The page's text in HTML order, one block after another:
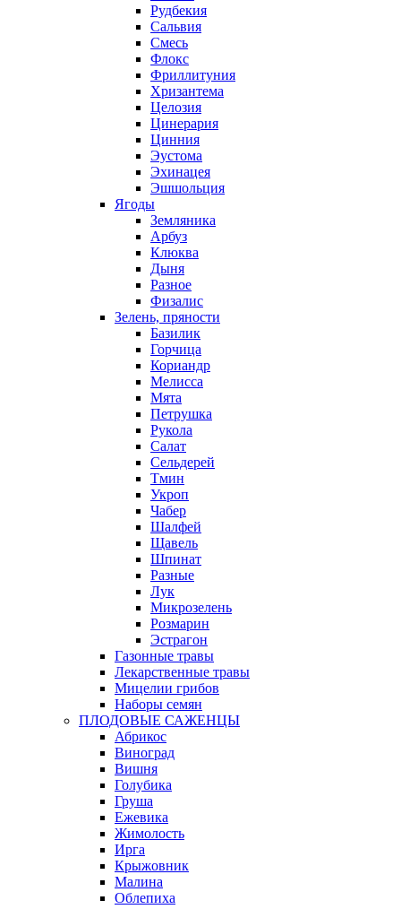
Рудбекия
Сальвия
Смесь
Флокс
Фриллитуния
Хризантема
Целозия
Цинерария
Цинния
Эустома
Эхинацея
Эшшольция
Ягоды
Земляника
Арбуз
Клюква
Дыня
Разное
Физалис
Зелень, пряности
Базилик
Горчица
Кориандр
Мелисса
Мята
Петрушка
Рукола
Салат
Сельдерей
Тмин
Укроп
Чабер
Шалфей
Щавель
Шпинат
Разные
Лук
Микрозелень
Розмарин
Эстрагон
Газонные травы
Лекарственные травы
Мицелии грибов
Наборы семян
ПЛОДОВЫЕ САЖЕНЦЫ
Абрикос
Виноград
Вишня
Голубика
Груша
Ежевика
Жимолость
Ирга
Крыжовник
Малина
Облепиха